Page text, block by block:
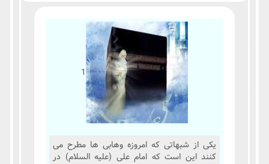
1
یکی از شبهاتی که امروزه وهابی ها مطرح می
کنند این است که امام علی (علیه السلام) در